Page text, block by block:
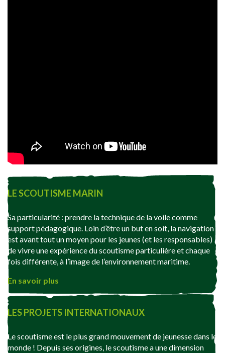
LE SCOUTISME MARIN
Sa particularité : prendre la technique de la voile comme
support pédagogique. Loin d’être un but en soit, la navigation
est avant tout un moyen pour les jeunes (et les responsables)
de vivre une expérience du scoutisme particulière et chaque
fois différente, à l’image de l’environnement maritime.
En savoir plus
LES PROJETS INTERNATIONAUX
Le scoutisme est le plus grand mouvement de jeunesse dans le
monde ! Depuis ses origines, le scoutisme a une dimension